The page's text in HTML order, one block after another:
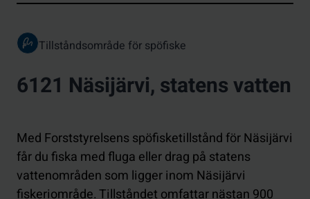
Tillståndsområde för spöfiske
6121 Näsijärvi, statens vatten
Med Forststyrelsens spöfisketillstånd för Näsijärvi
får du fiska med fluga eller drag på statens
vattenområden som ligger inom Näsijärvi
fiskeriområde. Tillståndet omfattar nästan 900